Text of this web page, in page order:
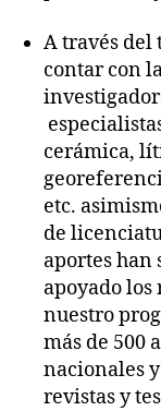
A través del
contar con
cerámica,
etc.
de
aportes han
apoyado
nuestro
más de 500
nacionales
revistas y